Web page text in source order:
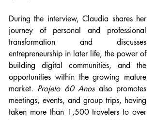
During the interview, Claudia shares her
journey of personal and professional
transformation and discusses
entrepreneurship in later life, the power of
building digital communities, and the
opportunities within the growing mature
market. Projeto 60 Anos also promotes
meetings, events, and group trips, having
taken more than 1,500 travelers to over